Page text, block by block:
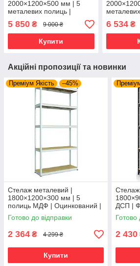
2000×1200×500 мм | 5
металевих полиць |
Фарбований | Атлант КС |
150 кг/полицю | збірний
для гаража, складу та
5 850 ₴ 9 000 ₴
Купити
150 кг/
для
6 534₴
Акційні пропозиції та новинки
Преміум Якість –45%
Стелаж металевий |
1800×1200×300 мм | 5
полиць МДФ | Оцинкований |
Бюджет ОМ | 150 кг/полицю |
збірний для гаража, складу
та
Готово до відправки
2 364 ₴ 4 299 ₴
Купити
ДСП |
КД |
для
Готово
2 430